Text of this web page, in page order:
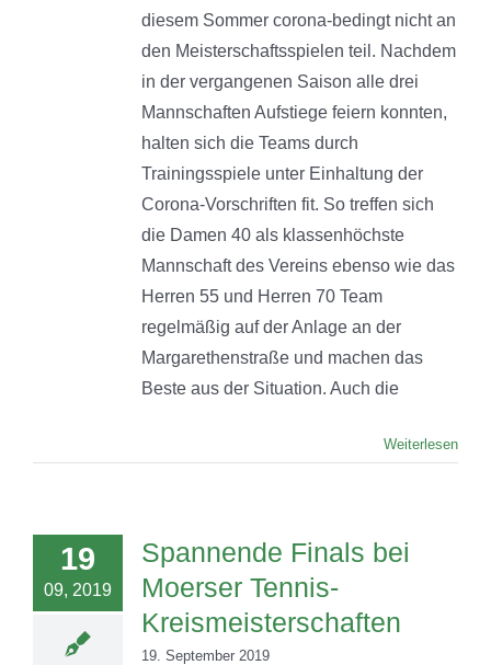
diesem Sommer corona-bedingt nicht an
den Meisterschaftsspielen teil. Nachdem
in der vergangenen Saison alle drei
Mannschaften Aufstiege feiern konnten,
halten sich die Teams durch
Trainingsspiele unter Einhaltung der
Corona-Vorschriften fit. So treffen sich
die Damen 40 als klassenhöchste
Mannschaft des Vereins ebenso wie das
Herren 55 und Herren 70 Team
regelmäßig auf der Anlage an der
Margarethenstraße und machen das
Beste aus der Situation. Auch die
Weiterlesen
19
09, 2019
Spannende Finals bei
Moerser Tennis-
Kreismeisterschaften
19. September 2019